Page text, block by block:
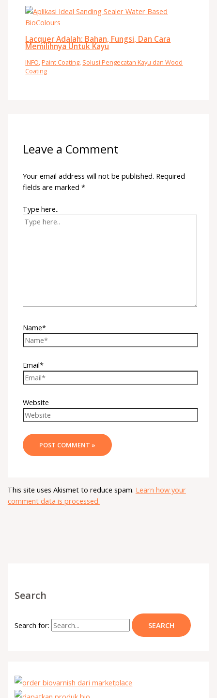
Lacquer Adalah: Bahan, Fungsi, Dan Cara
Memilihnya Untuk Kayu
INFO,Paint Coating, Solusi Pengecatan Kayu dan Wood
Coating
Leave a Comment
Your email address will not be published. Required
fields are marked*
Type here..
Name*
Email*
Website
This site uses Akismet to reduce spam. Learn how your
comment data is processed.
Search
Search for: